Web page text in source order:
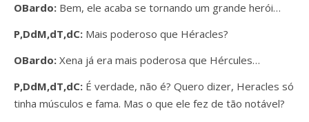
OBardo: Bem, ele acaba se tornando um grande herói…
P,DdM,dT,dC: Mais poderoso que Héracles?
OBardo: Xena já era mais poderosa que Hércules…
P,DdM,dT,dC: É verdade, não é? Quero dizer, Heracles só
tinha músculos e fama. Mas o que ele fez de tão notável?